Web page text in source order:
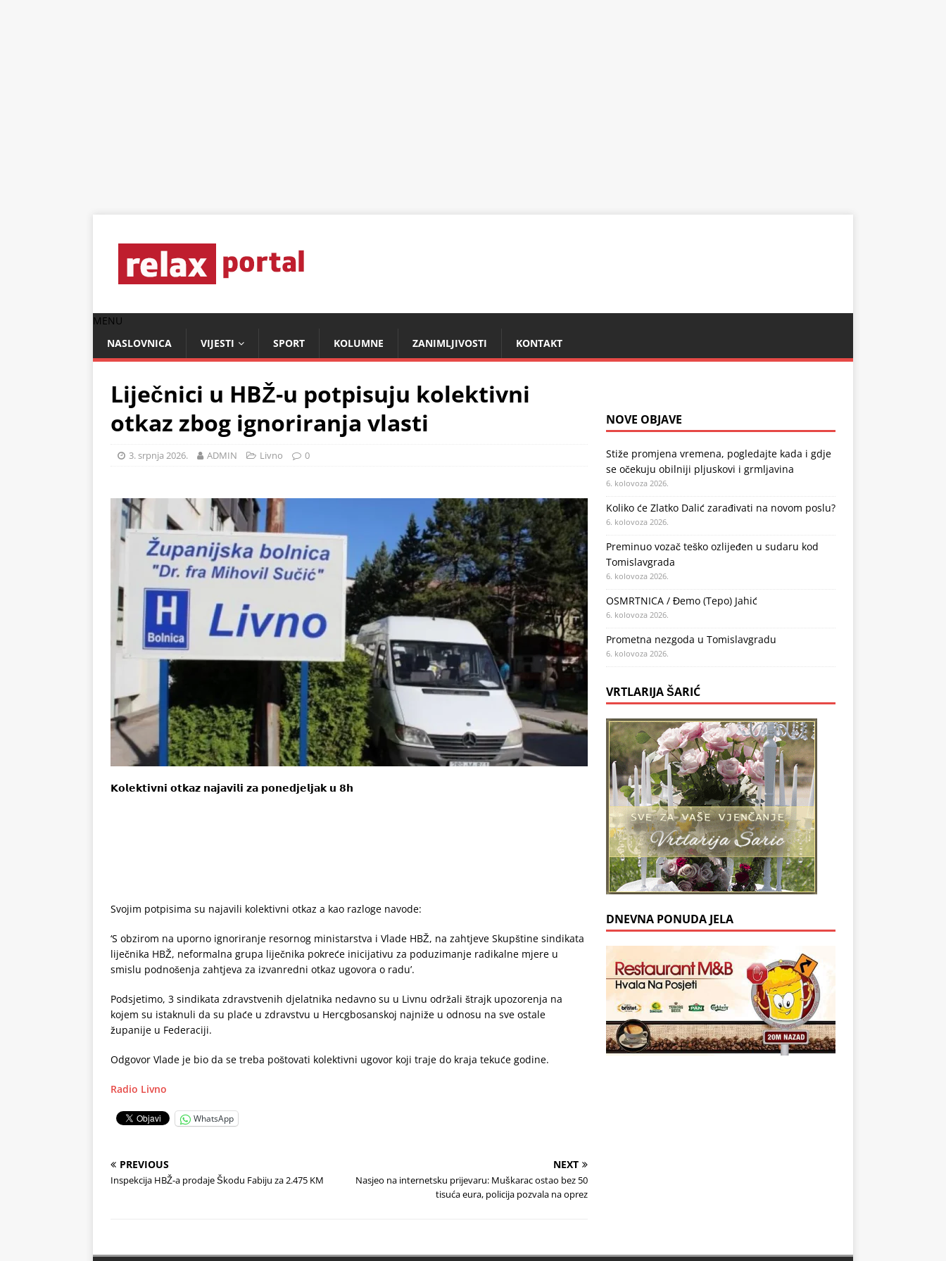
MENU
NASLOVNICA
VIJESTI SPORT KOLUMNE ZANIMLJIVOSTI KONTAKT
Liječnici u HBŽ-u potpisuju kolektivni
otkaz zbog ignoriranja vlasti
3. srpnja 2026. ADMIN Livno 0
𝗞𝗼𝗹𝗲𝗸𝘁𝗶𝘃𝗻𝗶 𝗼𝘁𝗸𝗮𝘇 𝗻𝗮𝗷𝗮𝘃𝗶𝗹𝗶 𝘇𝗮 𝗽𝗼𝗻𝗲𝗱𝗷𝗲𝗹𝗷𝗮𝗸 𝘂 𝟴𝗵
Svojim potpisima su najavili kolektivni otkaz a kao razloge navode:
‘S obzirom na uporno ignoriranje resornog ministarstva i Vlade HBŽ, na zahtjeve Skupštine sindikata
liječnika HBŽ, neformalna grupa liječnika pokreće inicijativu za poduzimanje radikalne mjere u
smislu podnošenja zahtjeva za izvanredni otkaz ugovora o radu’.
Podsjetimo, 3 sindikata zdravstvenih djelatnika nedavno su u Livnu održali štrajk upozorenja na
kojem su istaknuli da su plaće u zdravstvu u Hercgbosanskoj najniže u odnosu na sve ostale
županije u Federaciji.
Odgovor Vlade je bio da se treba poštovati kolektivni ugovor koji traje do kraja tekuće godine.
Radio Livno
WhatsApp
PREVIOUS
Inspekcija HBŽ-a prodaje Škodu Fabiju za 2.475 KM
NEXT
Nasjeo na internetsku prijevaru: Muškarac ostao bez 50
tisuća eura, policija pozvala na oprez
NOVE OBJAVE
Stiže promjena vremena, pogledajte kada i gdje
se očekuju obilniji pljuskovi i grmljavina
6. kolovoza 2026.
Koliko će Zlatko Dalić zarađivati na novom poslu?
6. kolovoza 2026.
Preminuo vozač teško ozlijeđen u sudaru kod
Tomislavgrada
6. kolovoza 2026.
OSMRTNICA / Đemo (Tepo) Jahić
6. kolovoza 2026.
Prometna nezgoda u Tomislavgradu
6. kolovoza 2026.
VRTLARIJA ŠARIĆ
DNEVNA PONUDA JELA